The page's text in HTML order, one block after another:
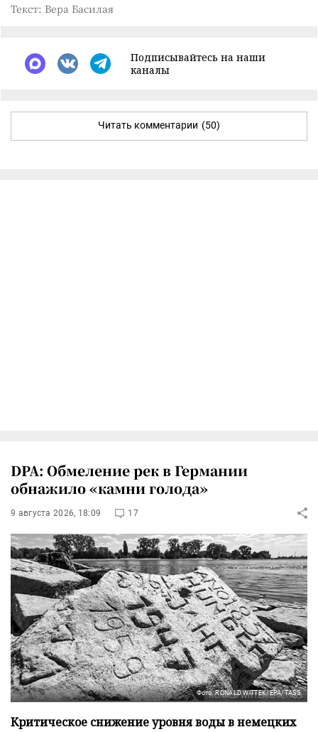
Текст: Вера Басилая
Подписывайтесь на наши
каналы
Читать комментарии (50)
DPA: Обмеление рек в Германии
обнажило «камни голода»
9 августа 2026, 18:09 17
Фото: RONALD WITTEK/EPA/TASS
Критическое снижение уровня воды в немецких